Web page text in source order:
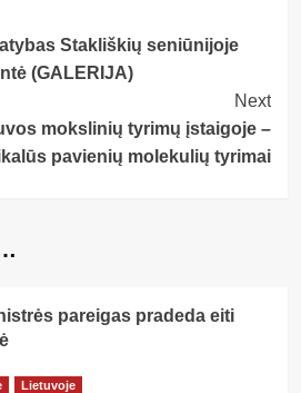
Stakliškių seniūnijoje
(GALERIJA)
Next
mokslinių tyrimų įstaigoje –
pavienių molekulių tyrimai
pareigas pradeda eiti
Lietuvoje